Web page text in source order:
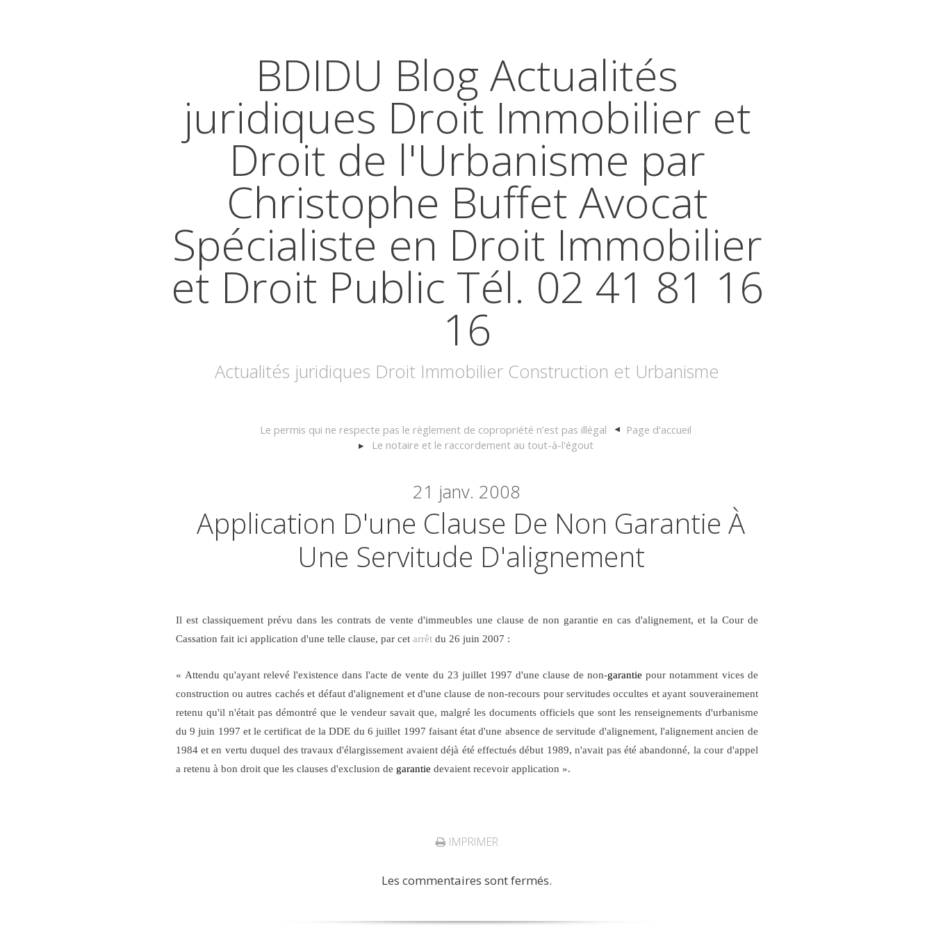
BDIDU Blog Actualités
juridiques Droit Immobilier et
Droit de l'Urbanisme par
Christophe Buffet Avocat
Spécialiste en Droit Immobilier
et Droit Public Tél. 02 41 81 16
16
Actualités juridiques Droit Immobilier Construction et Urbanisme
Le permis qui ne respecte pas le règlement de copropriété n’est pas illégal
Page d'accueil
Le notaire et le raccordement au tout-à-l'égout
21 janv. 2008
Application D'une Clause De Non Garantie À
Une Servitude D'alignement
Il est classiquement prévu dans les contrats de vente d'immeubles une clause de non garantie en cas d'alignement, et la Cour de
Cassation fait ici application d'une telle clause, par cet arrêtdu 26 juin 2007 :
« Attendu qu'ayant relevé l'existence dans l'acte de vente du 23 juillet 1997 d'une clause de non-garantie pour notamment vices de
construction ou autres cachés et défaut d'alignement et d'une clause de non-recours pour servitudes occultes et ayant souverainement
retenu qu'il n'était pas démontré que le vendeur savait que, malgré les documents officiels que sont les renseignements d'urbanisme
du 9 juin 1997 et le certificat de la DDE du 6 juillet 1997 faisantétat d'une absence de servitude d'alignement, l'alignement ancien de
1984 et en vertu duquel des travaux d'élargissement avaient déjà été effectués début 1989, n'avait pas été abandonné, la cour d'appel
a retenu à bon droit que les clauses d'exclusion de garantie devaient recevoir application ».
IMPRIMER
Les commentaires sont fermés.